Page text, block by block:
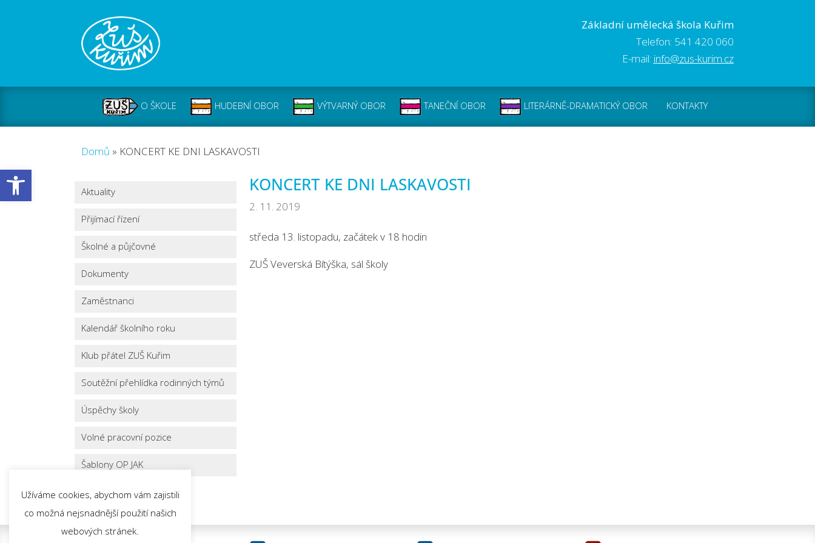
Open toolbar
Základní umělecká škola Kuřim
Telefon: 541 420 060
E-mail: info@zus-kurim.cz
O ŠKOLE HUDEBNÍ OBOR VÝTVARNÝ OBOR TANEČNÍ OBOR LITERÁRNĚ-DRAMATICKÝ OBOR KONTAKTY
Domů » KONCERT KE DNI LASKAVOSTI
Aktuality
Přijímací řízení
Školné a půjčovné
Dokumenty
Zaměstnanci
Kalendář školního roku
Klub přátel ZUŠ Kuřim
Soutěžní přehlídka rodinných týmů
Úspěchy školy
Volné pracovní pozice
Šablony OP JAK
KONCERT KE DNI LASKAVOSTI
2. 11. 2019
středa 13. listopadu, začátek v 18 hodin
ZUŠ Veverská Bítýška, sál školy
Užíváme cookies, abychom vám zajistili
co možná nejsnadnější použití našich
webových stránek.